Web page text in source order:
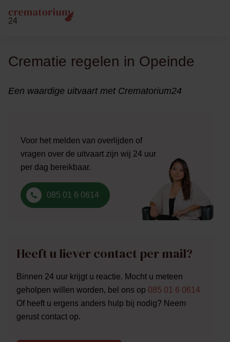
24
Crematie regelen in Opeinde
Een waardige uitvaart met Crematorium24
Voor het melden van overlijden of
vragen over de uitvaart zijn wij 24 uur
per dag bereikbaar.
085 01 6 0614
Heeft u liever contact per mail?
Binnen 24 uur krijgt u reactie. Mocht u meteen
geholpen willen worden, bel ons op 085 01 6 0614
Of heeft u ergens anders hulp bij nodig? Neem
gerust contact op.